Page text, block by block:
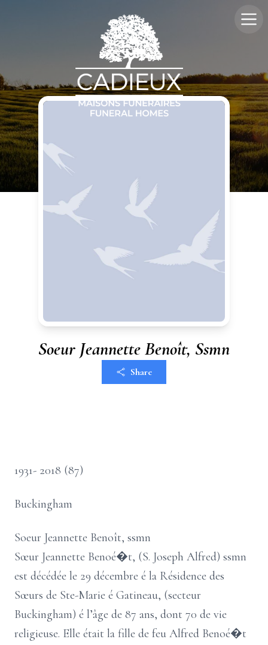
Soeur Jeannette Benoît, Ssmn
Share
1931- 2018 (87)
Buckingham
Soeur Jeannette Benoît, ssmn
Sœur Jeannette Benoé�t, (S. Joseph Alfred) ssmn
est décédée le 29 décembre é la Résidence des
Sœurs de Ste-Marie é Gatineau, (secteur
Buckingham) é l’âge de 87 ans, dont 70 de vie
religieuse. Elle était la fille de feu Alfred Benoé�t